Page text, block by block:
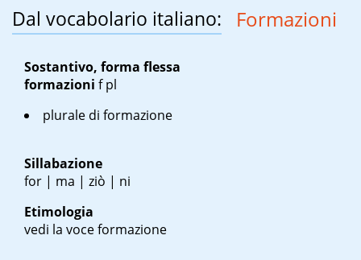
Dal vocabolario italiano: Formazioni
Sostantivo, forma flessa
formazioni f pl
plurale di formazione
Sillabazione
for | ma | ziò | ni
Etimologia
vedi la voce formazione